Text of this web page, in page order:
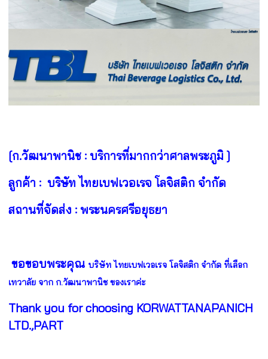
[ก.วัฒนาพานิช : บริการที่มากกว่าศาลพระภูมิ ]
ลูกค้า : บริษัท ไทยเบฟเวอเรจ โลจิสติก จำกัด
สถานที่จัดส่ง : พระนครศรีอยุธยา
ขอขอบพระคุณ บริษัท ไทยเบฟเวอเรจ โลจิสติก จำกัด ที่เลือก
เทวาลัย จาก ก.วัฒนาพานิช ของเราค่ะ
Thank you for choosing KORWATTANAPANICH
LTD.,PART